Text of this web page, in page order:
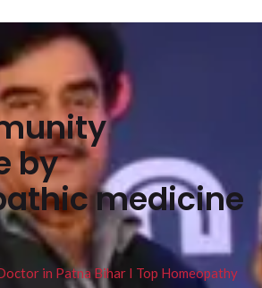
by
medicine
in Patna Bihar I Top Homeopathy